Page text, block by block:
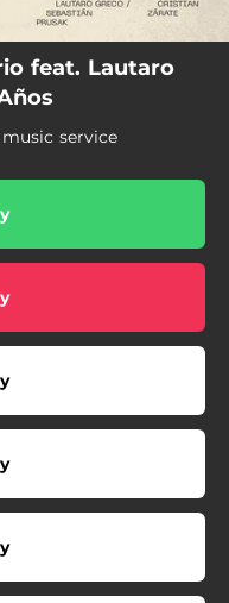
Muerte del Ángel
Resurrección del Ángel
Adiós Nonino
Libertango
feat. Lautaro
service